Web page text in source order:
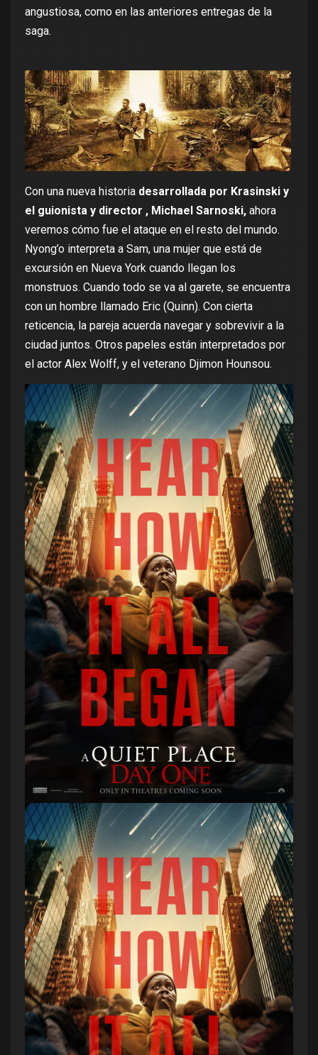
angustiosa, como en las anteriores entregas de la
saga.
Con una nueva historia desarrollada por Krasinski y
el guionista y director , Michael Sarnoski, ahora
veremos cómo fue el ataque en el resto del mundo.
Nyong’o interpreta a Sam, una mujer que está de
excursión en Nueva York cuando llegan los
monstruos. Cuando todo se va al garete, se encuentra
con un hombre llamado Eric (Quinn). Con cierta
reticencia, la pareja acuerda navegar y sobrevivir a la
ciudad juntos. Otros papeles están interpretados por
el actor Alex Wolff, y el veterano Djimon Hounsou.